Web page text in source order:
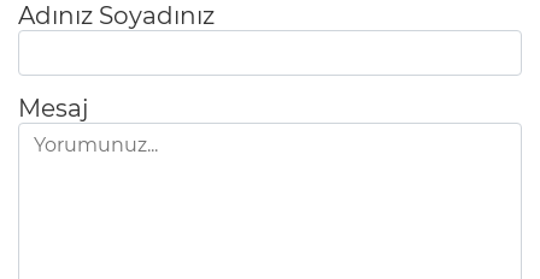
Adınız Soyadınız
Mesaj